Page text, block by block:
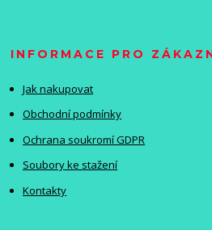
INFORMACE PRO
Jak nakupovat
Obchodní podmínky
Ochrana soukromí GDPR
Soubory ke stažení
Kontakty